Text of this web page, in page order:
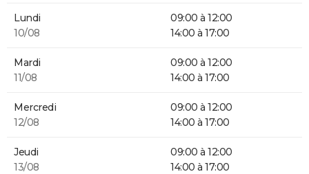
Lundi
10/08
09:00 à 12:00
14:00 à 17:00
Mardi
11/08
09:00 à 12:00
14:00 à 17:00
Mercredi
12/08
09:00 à 12:00
14:00 à 17:00
Jeudi
13/08
09:00 à 12:00
14:00 à 17:00